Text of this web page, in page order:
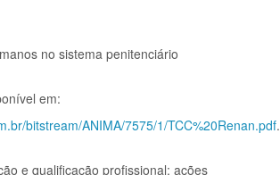
no sistema penitenciário
em:
bitstream/ANIMA/7575/1/TCC%20Renan.pdf.
e qualificação profissional: ações